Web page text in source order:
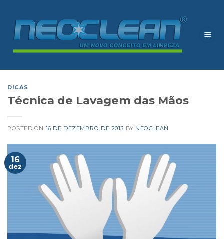
content
DICAS
Técnica de Lavagem das Mãos
POSTED ON 16 DE DEZEMBRO DE 2013 BY NEOCLEAN
16
dez